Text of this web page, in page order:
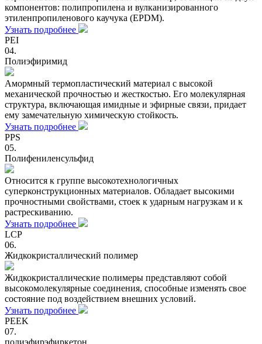
компонентов: полипропилена и вулканизированного
этиленпропиленового каучука (EPDM).
Узнать подробнее
PEI
04.
Полиэфиримид
Амормный термопластический материал с высокой
механической прочностью и жесткостью. Его молекулярная
структура, включающая имидные и эфирные связи, придает
ему замечательную химическую стойкость.
Узнать подробнее
PPS
05.
Полифениленсульфид
Относится к группе высокотехнологичных
суперконструкционных материалов. Обладает высокими
прочностными свойствами, стоек к ударным нагрузкам и к
растрескиванию.
Узнать подробнее
LCP
06.
Жидкокристаллический полимер
Жидкокристаллические полимеры представляют собой
высокомолекулярные соединения, способные изменять свое
состояние под воздействием внешних условий.
Узнать подробнее
PEEK
07.
полиэфирэфиркетон